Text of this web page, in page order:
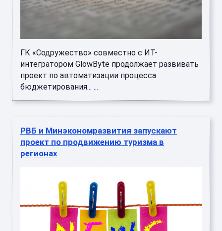
ГК «Содружество» совместно с ИТ-
интегратором GlowByte продолжает развивать
проект по автоматизации процесса
бюджетирования... ...
РВБ и Минэкономразвития запускают
проект по продвижению туризма в
регионах